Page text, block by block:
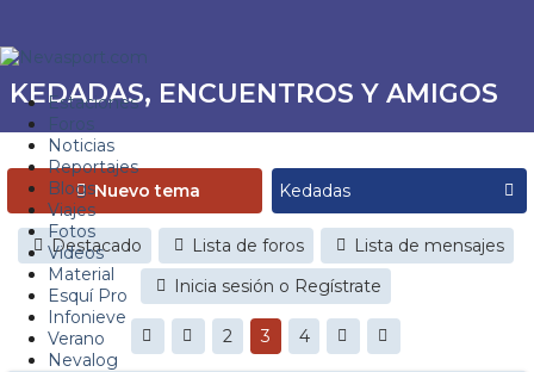
Estaciones
Foros
Noticias
Reportajes
Blogs
Viajes
Fotos
Videos
Material
Esquí Pro
Infonieve
Verano
Nevalog
KEDADAS, ENCUENTROS Y AMIGOS
Nuevo tema
Destacado Lista de foros
Lista de mensajes
Inicia sesión o Regístrate
2 3 4